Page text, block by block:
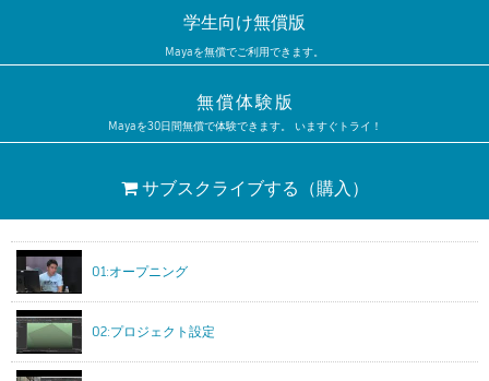
学生向け無償版
Mayaを無償でご利用できます。
無償体験版
Mayaを30日間無償で体験できます。 いますぐトライ！
サブスクライブする （購入）
01:オープニング
02:プロジェクト設定